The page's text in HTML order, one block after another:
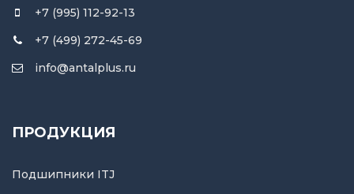
+7 (995) 112-92-13
+7 (499) 272-45-69
info@antalplus.ru
ПРОДУКЦИЯ
Подшипники ITJ